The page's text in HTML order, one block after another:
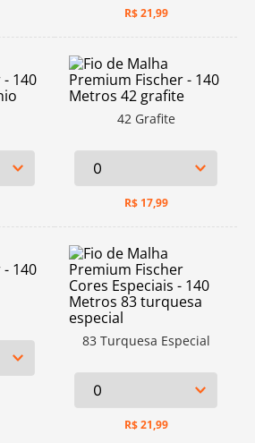
R$21,99
42 Grafite
R$ 17,99
83 Turquesa Especial
R$21,99